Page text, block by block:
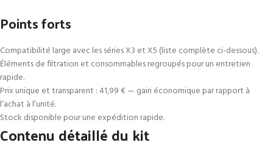
Points forts
Compatibilité large avec les séries X3 et X5 (liste complète ci-dessous).
Éléments de filtration et consommables regroupés pour un entretien
rapide.
Prix unique et transparent : 41,99 € — gain économique par rapport à
l’achat à l’unité.
Stock disponible pour une expédition rapide.
Contenu détaillé du kit